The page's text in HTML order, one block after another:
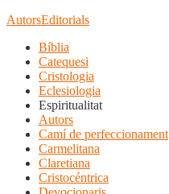
AutorsEditorials
Bíblia
Catequesi
Cristologia
Eclesiologia
Espiritualitat
Autors
Camí de perfeccionament
Carmelitana
Claretiana
Cristocéntrica